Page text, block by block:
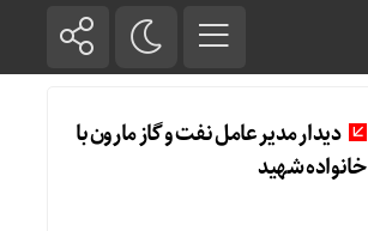
دیدار مدیر عامل نفت و گاز مارون با
خانواده شهید